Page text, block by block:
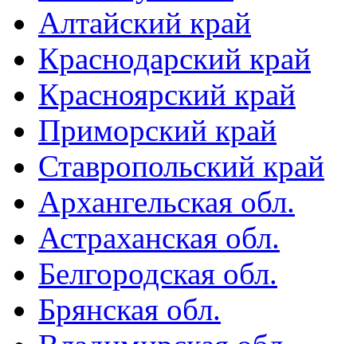
Алтайский край
Краснодарский край
Красноярский край
Приморский край
Ставропольский край
Архангельская обл.
Астраханская обл.
Белгородская обл.
Брянская обл.